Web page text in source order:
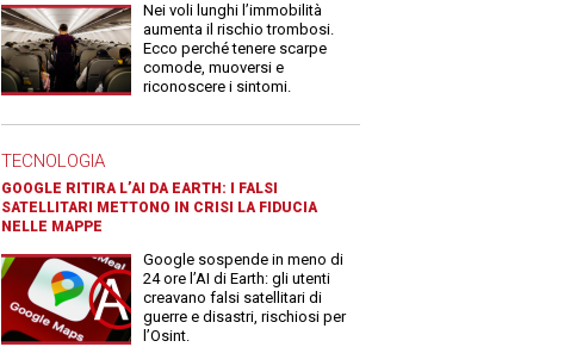
Nei voli lunghi l’immobilità
aumenta il rischio trombosi.
Ecco perché tenere scarpe
comode, muoversi e
riconoscere i sintomi.
TECNOLOGIA
GOOGLE RITIRA L’AI DA EARTH: I FALSI
SATELLITARI METTONO IN CRISI LA FIDUCIA
NELLE MAPPE
Google sospende in meno di
24 ore l’AI di Earth: gli utenti
creavano falsi satellitari di
guerre e disastri, rischiosi per
l’Osint.